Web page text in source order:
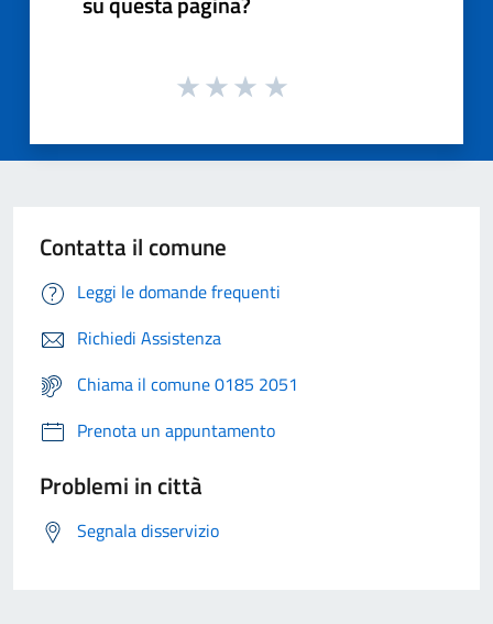
Contatta il comune
Leggi le domande frequenti
Richiedi Assistenza
Chiama il comune 0185 2051
Prenota un appuntamento
Problemi in città
Segnala disservizio